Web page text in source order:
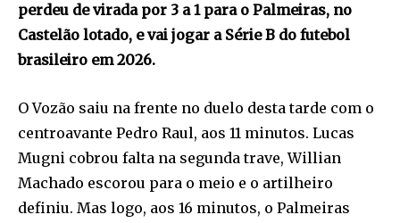
perdeu de virada por 3 a 1 para o Palmeiras, no
Castelão lotado, e vai jogar a Série B do futebol
brasileiro em 2026.
O Vozão saiu na frente no duelo desta tarde com o
centroavante Pedro Raul, aos 11 minutos. Lucas
Mugni cobrou falta na segunda trave, Willian
Machado escorou para o meio e o artilheiro
definiu. Mas logo, aos 16 minutos, o Palmeiras